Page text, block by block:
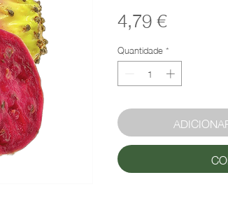
4,79 €Preço
Quantidade*